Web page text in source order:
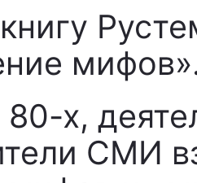
х,
СМИ